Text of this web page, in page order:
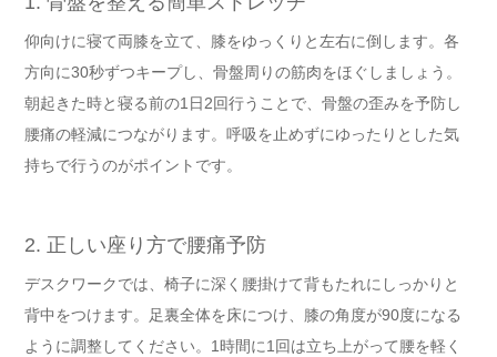
仰向けに寝て両膝を立て、膝をゆっくりと左右に倒します。各
方向に30秒ずつキープし、骨盤周りの筋肉をほぐしましょう。
朝起きた時と寝る前の1日2回行うことで、骨盤の歪みを予防し
腰痛の軽減につながります。呼吸を止めずにゆったりとした気
持ちで行うのがポイントです。
2. 正しい座り方で腰痛予防
デスクワークでは、椅子に深く腰掛けて背もたれにしっかりと
背中をつけます。足裏全体を床につけ、膝の角度が90度になる
ように調整してください。1時間に1回は立ち上がって腰を軽く